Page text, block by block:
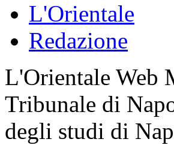
L'Orientale
Redazione
L'Orientale Web
Tribunale di
degli studi di